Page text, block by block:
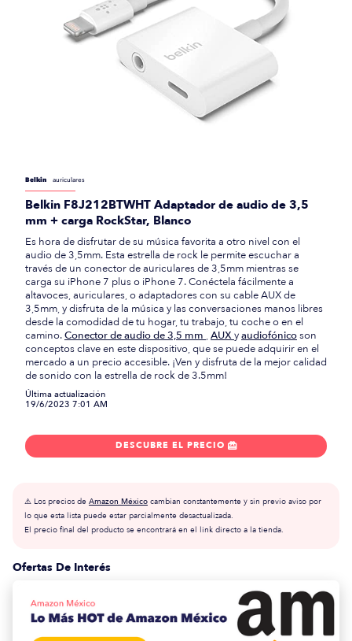
Belkin auriculares
Belkin F8J212BTWHT Adaptador de audio de 3,5
mm + carga RockStar, Blanco
Es hora de disfrutar de su música favorita a otro nivel con el
audio de 3,5mm. Esta estrella de rock le permite escuchar a
través de un conector de auriculares de 3,5mm mientras se
carga su iPhone 7 plus o iPhone 7. Conéctela fácilmente a
altavoces, auriculares, o adaptadores con su cable AUX de
3,5mm, y disfruta de la música y las conversaciones manos libres
desde la comodidad de tu hogar, tu trabajo, tu coche o en el
camino.Conector de audio de 3,5 mm ,AUXyaudiofónicoson
conceptos clave en este dispositivo, que se puede adquirir en el
mercado a un precio accesible. ¡Ven y disfruta de la mejor calidad
de sonido con la estrella de rock de 3.5mm!
Última actualización
19/6/2023 7:01 AM
DESCUBRE EL PRECIO 
⚠️ Los precios de Amazon México cambian constantemente y sin previo aviso por
lo que esta lista puede estar parcialmente desactualizada.
El precio final del producto se encontrará en el link directo a la tienda.
Ofertas De Interés